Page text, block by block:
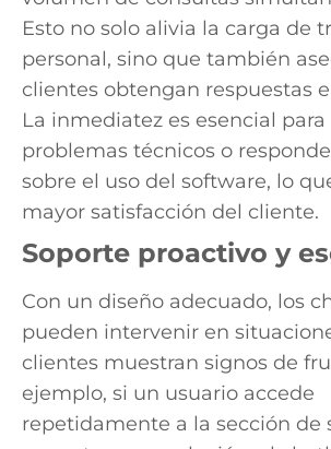
Esto no solo alivia la carga de
personal, sino que también
clientes obtengan respuestas
La inmediatez es esencial para
problemas técnicos o
sobre el uso del software, lo
mayor satisfacción del cliente.
Soporte proactivo y
Con un diseño adecuado, los
pueden intervenir en
clientes muestran signos de
ejemplo, si un usuario accede
repetidamente a la sección de